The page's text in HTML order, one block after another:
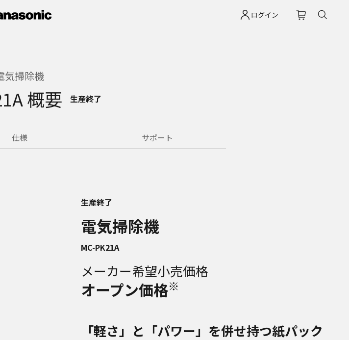
ログイン
気掃除機
概要 生産終了
仕様 サポート
生産終了
電気掃除機
MC-PK21A
メーカー希望小売価格
オープン価格※
「軽さ」と「パワー」を併せ持つ紙パック